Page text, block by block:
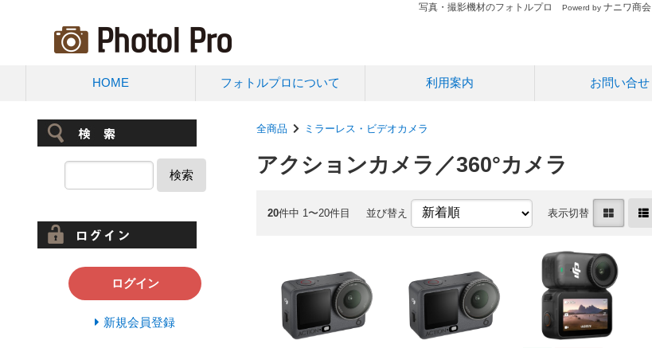
写真・撮影機材のフォトルプロ Powerd by ナニワ商会
HOME フォトルプロについて 利用案内 お問い合せ
全商品 ミラーレス・ビデオカメラ
アクションカメラ／360°カメラ
20件中 1〜20件目 並び替え 表示切替
検索
ログイン
新規会員登録